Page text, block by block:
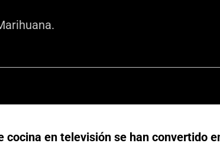
cocina en televisión se han convertido